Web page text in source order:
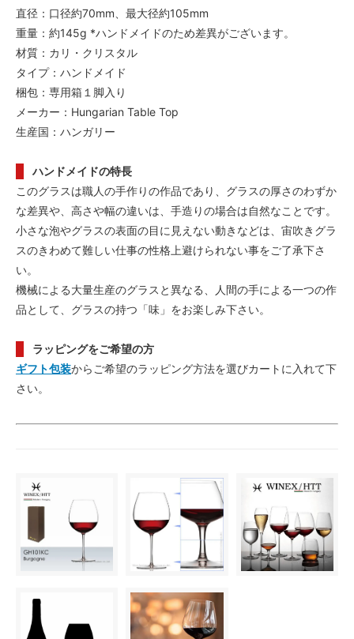
直径：口径約70mm、最大径約105mm
重量：約145g *ハンドメイドのため差異がございます。
材質：カリ・クリスタル
タイプ：ハンドメイド
梱包：専用箱１脚入り
メーカー：Hungarian Table Top
生産国：ハンガリー
ハンドメイドの特長
このグラスは職人の手作りの作品であり、グラスの厚さのわずか
な差異や、高さや幅の違いは、手造りの場合は自然なことです。
小さな泡やグラスの表面の目に見えない動きなどは、宙吹きグラ
スのきわめて難しい仕事の性格上避けられない事をご了承下さ
い。
機械による大量生産のグラスと異なる、人間の手による一つの作
品として、グラスの持つ「味」をお楽しみ下さい。
ラッピングをご希望の方
ギフト包装からご希望のラッピング方法を選びカートに入れて下
さい。